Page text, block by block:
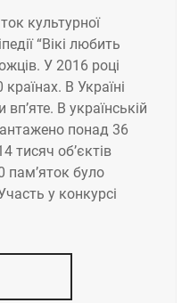
культурної
“Вікі любить
У 2016 році
В Україні
В українській
понад 36
тисяч об’єктів
пам’яток було
у конкурсі